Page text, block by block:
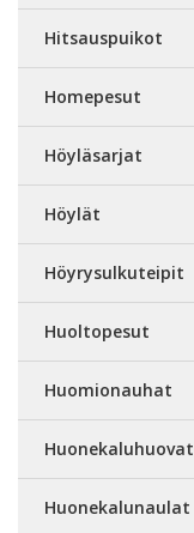
Hitsauspuikot
Homepesut
Höyläsarjat
Höylät
Höyrysulkuteipit
Huoltopesut
Huomionauhat
Huonekaluhuovat
Huonekalunaulat